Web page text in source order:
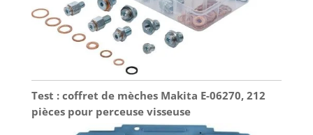
Test : coffret de mèches Makita E-06270, 212
pièces pour perceuse visseuse